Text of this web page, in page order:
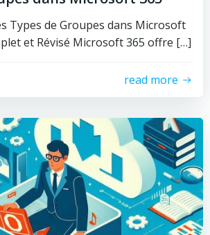
Types de Groupes dans Microsoft
et Révisé Microsoft 365 offre […]
read more